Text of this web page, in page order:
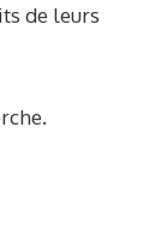
de leurs